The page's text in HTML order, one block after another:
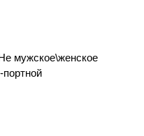
мужское\женское